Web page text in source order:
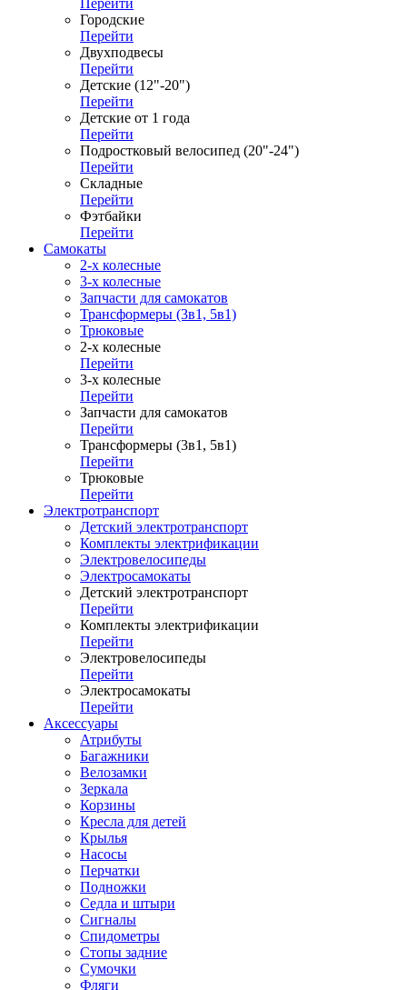
Перейти
Городские
Перейти
Двухподвесы
Перейти
Детские (12"-20")
Перейти
Детские от 1 года
Перейти
Подростковый велосипед (20"-24")
Перейти
Складные
Перейти
Фэтбайки
Перейти
Самокаты
2-х колесные
3-х колесные
Запчасти для самокатов
Трансформеры (3в1, 5в1)
Трюковые
2-х колесные
Перейти
3-х колесные
Перейти
Запчасти для самокатов
Перейти
Трансформеры (3в1, 5в1)
Перейти
Трюковые
Перейти
Электротранспорт
Детский электротранспорт
Комплекты электрификации
Электровелосипеды
Электросамокаты
Детский электротранспорт
Перейти
Комплекты электрификации
Перейти
Электровелосипеды
Перейти
Электросамокаты
Перейти
Аксессуары
Атрибуты
Багажники
Велозамки
Зеркала
Корзины
Кресла для детей
Крылья
Насосы
Перчатки
Подножки
Седла и штыри
Сигналы
Спидометры
Стопы задние
Сумочки
Фляги